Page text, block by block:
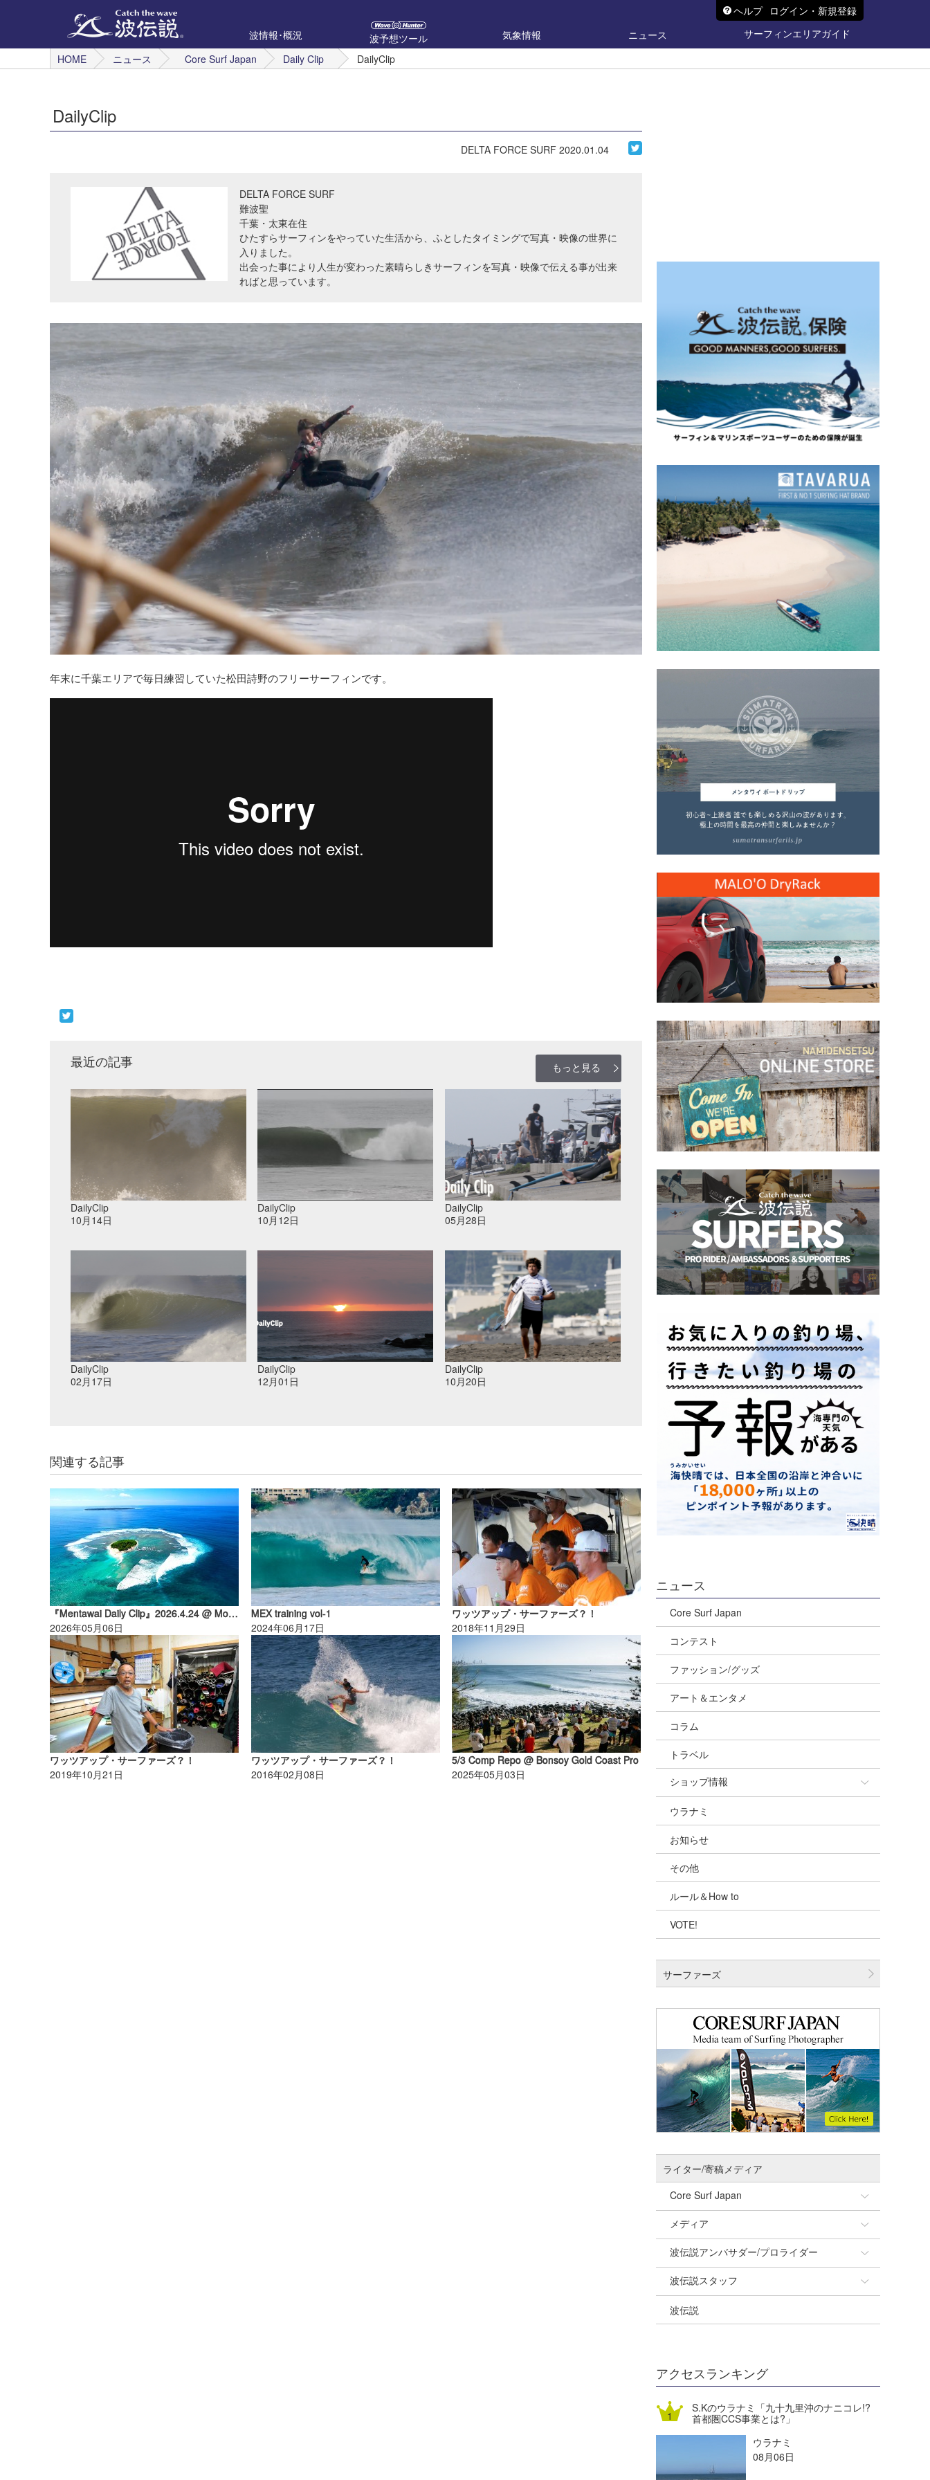
ヘルプ ログイン・新規登録
波情報･概況
波予想ツール 気象情報 ニュース
サーフィンエリアガイド
HOME
ニュース Core Surf Japan Daily Clip DailyClip
DailyClip
DELTA FORCE SURF 2020.01.04
DELTA FORCE SURF
難波聖
千葉・太東在住
ひたすらサーフィンをやっていた生活から、ふとしたタイミングで写真・映像の世界に
入りました。
出会った事により人生が変わった素晴らしきサーフィンを写真・映像で伝える事が出来
ればと思っています。
年末に千葉エリアで毎日練習していた松田詩野のフリーサーフィンです。
最近の記事 もっと見る
DailyClip
10月14日
DailyClip
10月12日
DailyClip
05月28日
DailyClip
02月17日
DailyClip
12月01日
DailyClip
10月20日
関連する記事
『Mentawai Daily Clip』2026.4.24 @ Mood’s
2026年05月06日
MEX training vol-1
2024年06月17日
ワッツアップ・サーファーズ？！
2018年11月29日
ワッツアップ・サーファーズ？！
2019年10月21日
ワッツアップ・サーファーズ？！
2016年02月08日
5/3 Comp Repo @ Bonsoy Gold Coast Pro
2025年05月03日
ニュース
Core Surf Japan
コンテスト
ファッション/グッズ
アート＆エンタメ
コラム
トラベル
ショップ情報
ショップ情報
湘南
千葉北
伊豆
千葉南
四国
沖縄
ウラナミ
お知らせ
その他
ルール＆How to
VOTE!
サーファーズ
ライター/寄稿メディア
Core Surf Japan
Naoya Kimoto
mitsuteru Kamio
Yasunari Inoue
Yoshiyuki Obata
DELTA FORCE SURF
熊谷素子
メディア
SURFMEDIA
Colors MAGAZINE
WAVAL
波伝説アンバサダー/プロライダー
福島寿実子
中浦“JET”章
進士剛光
植村未来
波伝説スタッフ
☆加藤
Aichan
ECE
波伝説
アクセスランキング
S.Kのウラナミ「九十九里沖のナニコレ!?
首都圏CCS事業とは?」
ウラナミ
08月06日